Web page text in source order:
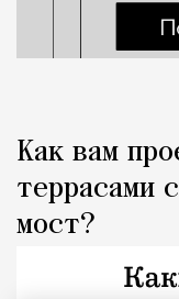
Как вам
террасами
мост?
Николай